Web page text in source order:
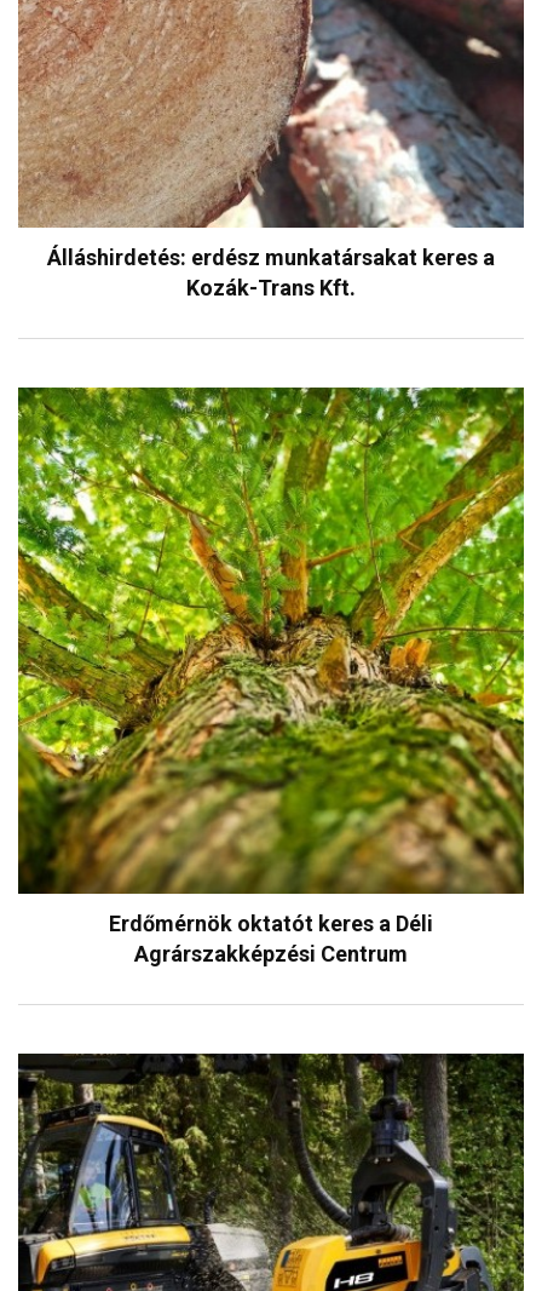
Álláshirdetés: erdész munkatársakat keres a
Kozák-Trans Kft.
Erdőmérnök oktatót keres a Déli
Agrárszakképzési Centrum